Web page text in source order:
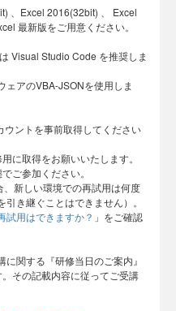
、Excel 2016(32bit) 、 Excel
最新版をご用意ください。
Visual Studio Code を推奨しま
ェアのVBA-JSONを使用しま
ントを事前取得してください
に取得をお願いいたします。
ご参加ください。
新しい環境での再試用は何度
き継ぐことはできません）。
試用はできますか？ 」をご確認
関する『研修当日のご案内』
その記載内容に従ってご受講